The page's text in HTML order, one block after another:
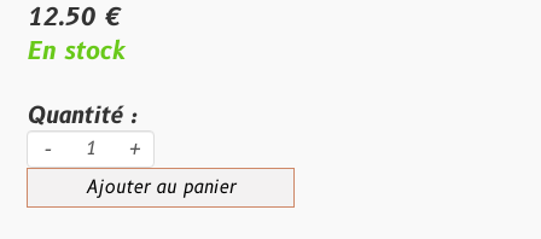
12.50 €
En stock
Quantité :
- +
Ajouter au panier